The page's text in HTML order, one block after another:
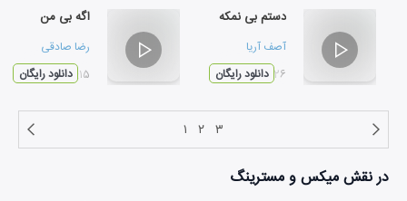
دستم بی نمکه
آصف آریا
۰۲:۲۶دانلود رایگان
اگه بی من
رضا صادقی
۰۳:۱۵دانلود رایگان
۱ ۲ ۳
در نقشمیکس و مسترینگ